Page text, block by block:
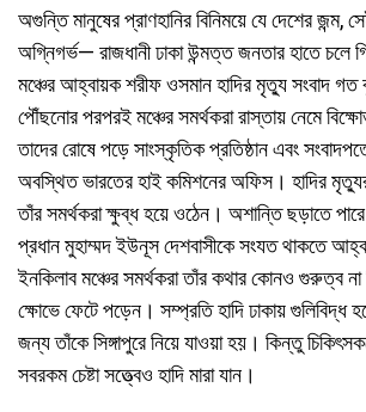
অগুন্তি মানুষের প্রাণহানির বিনিময়ে যে দেশের জন্ম,
অগ্নিগর্ভ— রাজধানী ঢাকা উন্মত্ত জনতার হাতে চলে
মঞ্চের আহ্বায়ক শরীফ ওসমান হাদির মৃত্যু সংবাদ গত
পৌঁছনোর পরপরই মঞ্চের সমর্থকরা রাস্তায় নেমে
তাদের রোষে পড়ে সাংস্কৃতিক প্রতিষ্ঠান এবং
অবস্থিত ভারতের হাই কমিশনের অফিস। হাদির
তাঁর সমর্থকরা ক্ষুব্ধ হয়ে ওঠেন। অশান্তি ছড়াতে
প্রধান মুহাম্মদ ইউনূস দেশবাসীকে সংযত থাকতে
ইনকিলাব মঞ্চের সমর্থকরা তাঁর কথার কোনও গুরুত্ব না
ক্ষোভে ফেটে পড়েন। সম্প্রতি হাদি ঢাকায় গুলিবিদ্ধ
জন্য তাঁকে সিঙ্গাপুরে নিয়ে যাওয়া হয়। কিন্তু
সবরকম চেষ্টা সত্ত্বেও হাদি মারা যান।